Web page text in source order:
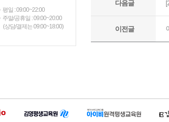
평일 : 09:00~22:00
주말/공휴일 : 09:00~20:00
(상담/결제는 09:00~18:00)